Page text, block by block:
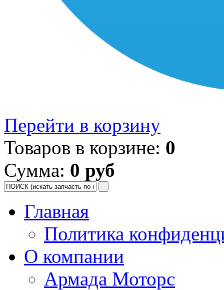
Перейти в корзину
Товаров в корзине: 0
Сумма: 0 руб
Главная
Политика
О компании
Армада Моторс